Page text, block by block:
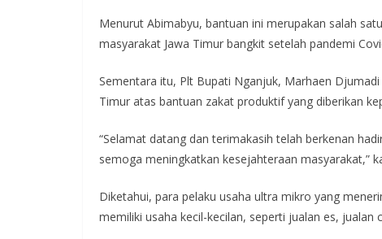
Menurut Abimabyu, bantuan ini merupakan salah
masyarakat Jawa Timur bangkit setelah pandemi
Sementara itu, Plt Bupati Nganjuk, Marhaen
Timur atas bantuan zakat produktif yang diberikan
“Selamat datang dan terimakasih telah berkenan
semoga meningkatkan kesejahteraan masyarakat,”
Diketahui, para pelaku usaha ultra mikro yang
memiliki usaha kecil-kecilan, seperti jualan es,